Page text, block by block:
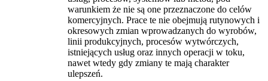
warunkiem że nie są one przeznaczone do celów
komercyjnych. Prace te nie obejmują rutynowych i
okresowych zmian wprowadzanych do wyrobów,
linii produkcyjnych, procesów wytwórczych,
istniejących usług oraz innych operacji w toku,
nawet wtedy gdy zmiany te mają charakter
ulepszeń.